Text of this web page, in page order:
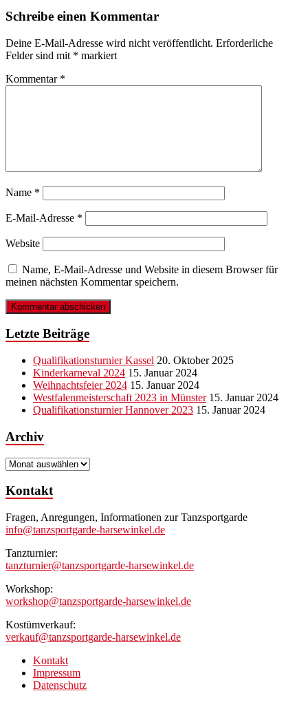
Schreibe einen Kommentar
Deine E-Mail-Adresse wird nicht veröffentlicht. Erforderliche
Felder sind mit * markiert
Kommentar *
Name *
E-Mail-Adresse *
Website
Name, E-Mail-Adresse und Website in diesem Browser für
meinen nächsten Kommentar speichern.
Letzte Beiträge
Qualifikationsturnier Kassel 20. Oktober 2025
Kinderkarneval 2024 15. Januar 2024
Weihnachtsfeier 2024 15. Januar 2024
Westfalenmeisterschaft 2023 in Münster 15. Januar 2024
Qualifikationsturnier Hannover 2023 15. Januar 2024
Archiv
Archiv
Kontakt
Fragen, Anregungen, Informationen zur Tanzsportgarde
info@tanzsportgarde-harsewinkel.de
Tanzturnier:
tanzturnier@tanzsportgarde-harsewinkel.de
Workshop:
workshop@tanzsportgarde-harsewinkel.de
Kostümverkauf:
verkauf@tanzsportgarde-harsewinkel.de
Kontakt
Impressum
Datenschutz